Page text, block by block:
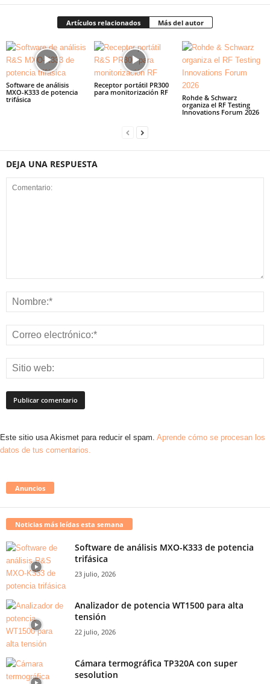
Artículos relacionados Más del autor
Software de análisis
MXO-K333 de potencia
trifásica
Receptor portátil PR300
para monitorización RF
Rohde & Schwarz
organiza el RF Testing
Innovations Forum 2026
DEJA UNA RESPUESTA
Este sitio usa Akismet para reducir el spam. Aprende cómo se procesan los
datos de tus comentarios.
Anuncios
Noticias más leídas esta semana
Software de análisis MXO-K333 de potencia
trifásica
23 julio, 2026
Analizador de potencia WT1500 para alta
tensión
22 julio, 2026
Cámara termográfica TP320A con super
sesolution